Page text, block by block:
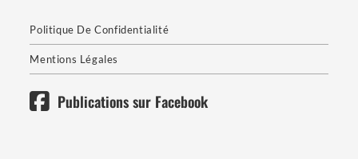
Politique De Confidentialité
Mentions Légales
Publications sur Facebook